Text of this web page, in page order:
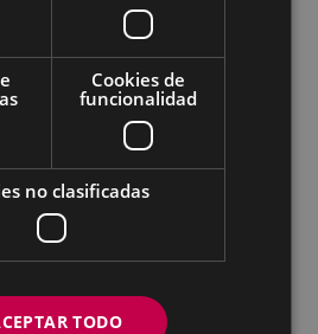
sociales del Ayuntamiento
- Isasi kalea, 11 | 20600 Eibar
39 38
Igualdad: 943 70 84 40
berdintasuna@eibar.eus
| DIR3 L01200300
Cookies de
funcionalidad
no clasificadas
TODO